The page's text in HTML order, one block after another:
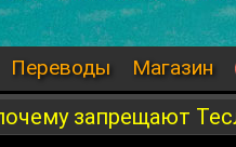
Переводы Магазин
запрещают